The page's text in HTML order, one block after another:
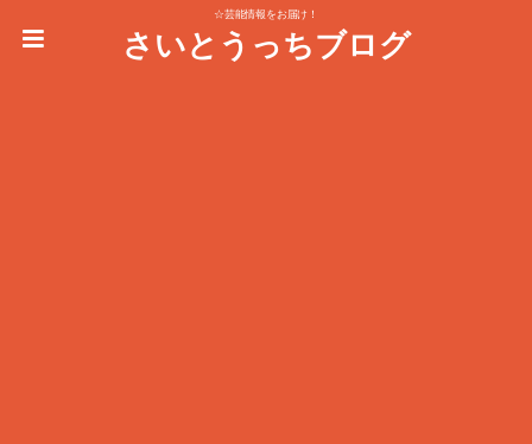
☆芸能情報をお届け！
さいとうっちブログ